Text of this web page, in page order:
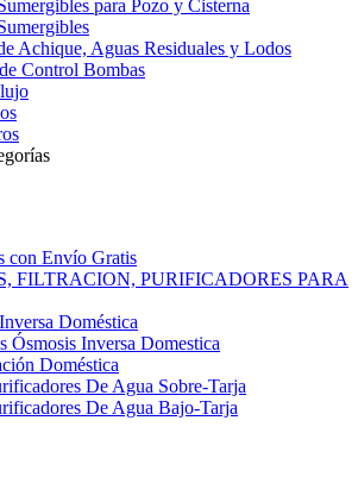
para Pozo y Cisterna
Achique, Aguas Residuales y Lodos
Control Bombas
con Envío Gratis
FILTRACION, PURIFICADORES PARA
Doméstica
Ósmosis Inversa Domestica
Doméstica
De Agua Sobre-Tarja
De Agua Bajo-Tarja